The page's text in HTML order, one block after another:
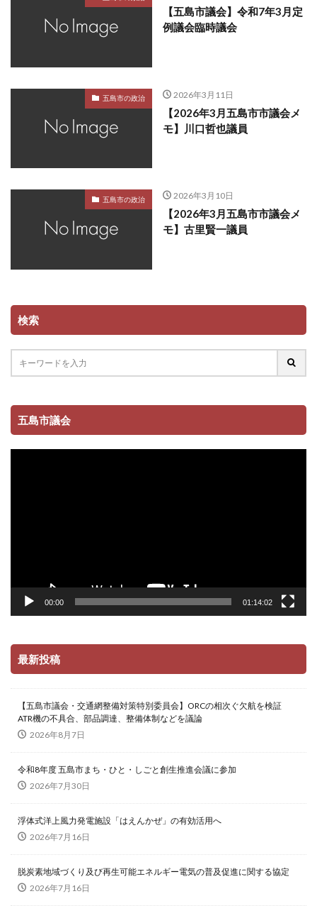
【五島市議会】令和7年3月定
例議会臨時議会
五島市の政治 2026年3月11日
【2026年3月五島市市議会メ
モ】川口哲也議員
五島市の政治 2026年3月10日
【2026年3月五島市市議会メ
モ】古里賢一議員
検索
五島市議会
動
00:00 01:14:02
最新投稿
【五島市議会・交通網整備対策特別委員会】ORCの相次ぐ欠航を検証
ATR機の不具合、部品調達、整備体制などを議論
2026年8月7日
令和8年度 五島市まち・ひと・しごと創生推進会議に参加
2026年7月30日
浮体式洋上風力発電施設「はえんかぜ」の有効活用へ
2026年7月16日
脱炭素地域づくり及び再生可能エネルギー電気の普及促進に関する協定
2026年7月16日